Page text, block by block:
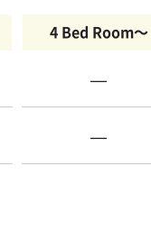
4 Bed Room〜
—
—